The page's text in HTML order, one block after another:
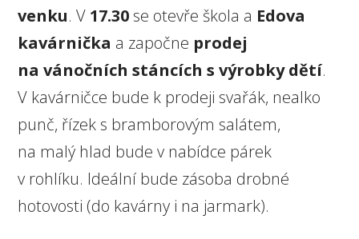
venku. V 17.30 se otevře škola a Edova
kavárnička a započne prodej
na vánočních stáncích s výrobky dětí.
V kavárničce bude k prodeji svařák, nealko
punč, řízek s bramborovým salátem,
na malý hlad bude v nabídce párek
v rohlíku. Ideální bude zásoba drobné
hotovosti (do kavárny i na jarmark).